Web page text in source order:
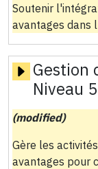
Soutenir
avantages dans
Gestion
Niveau 5
(modified)
Gère les
avantages pour